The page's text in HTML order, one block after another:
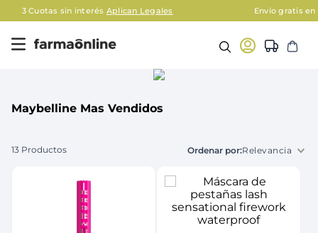
Envío gratis en AMBA en compras mayores a $120.000
Maybelline Mas Vendidos
13 Productos Relevancia